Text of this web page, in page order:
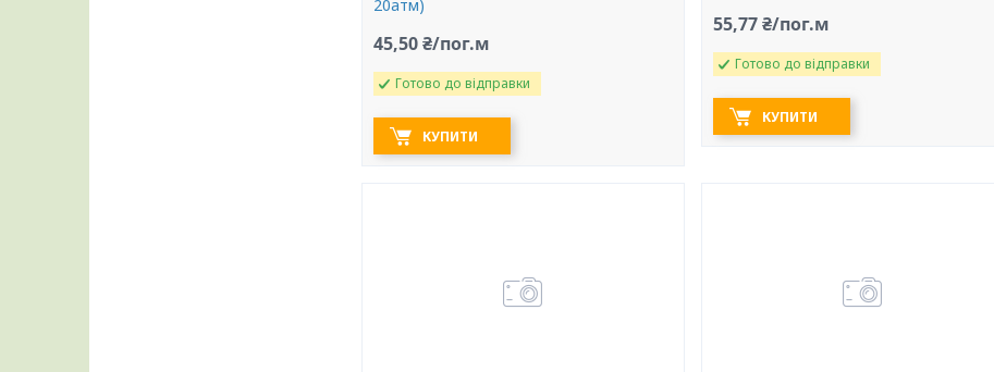
20атм)
45,50 ₴/пог.м
Готово до відправки
КУПИТИ
55,77 ₴/пог.м
Готово до відправки
КУПИТИ